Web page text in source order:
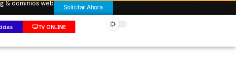
& dominios web Solicitar Ahora
TV ONLINE